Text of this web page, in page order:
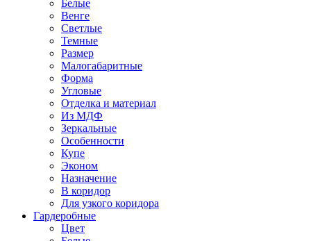
Белые
Венге
Светлые
Темные
Размер
Малогабаритные
Форма
Угловые
Отделка и материал
Из МДФ
Зеркальные
Особенности
Купе
Эконом
Назначение
В коридор
Для узкого коридора
Гардеробные
Цвет